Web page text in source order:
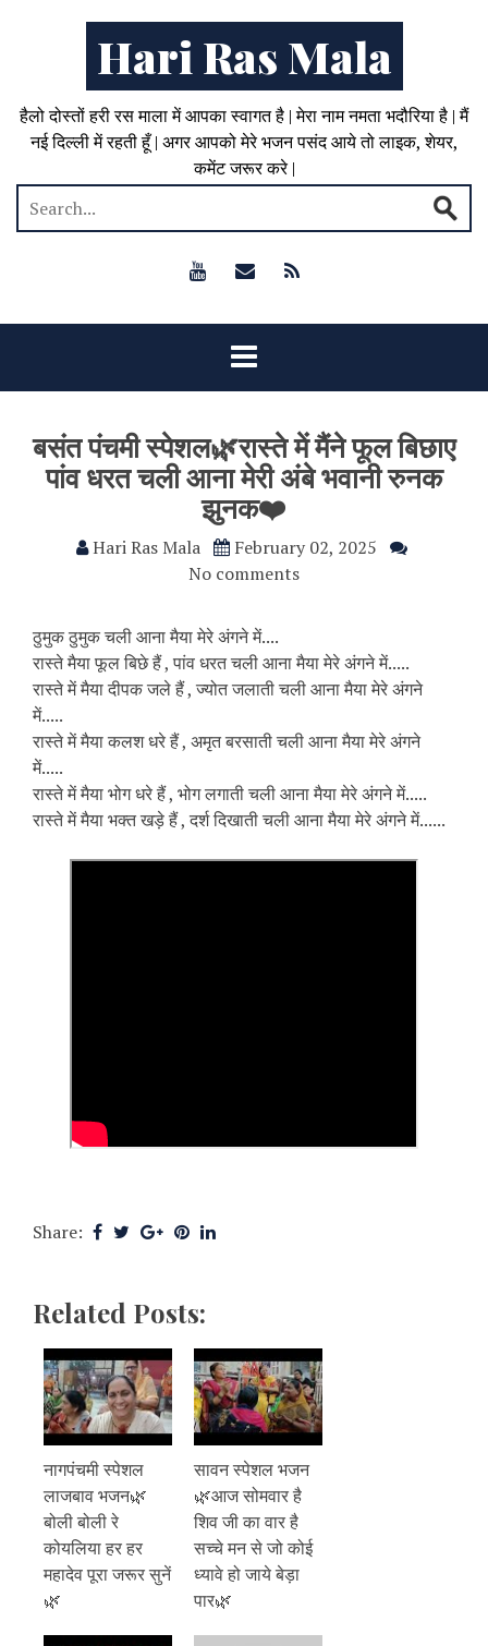
Hari Ras Mala
हैलो दोस्तों हरी रस माला में आपका स्वागत है | मेरा नाम नमता भदौरिया है | मैं
नई दिल्ली में रहती हूँ | अगर आपको मेरे भजन पसंद आये तो लाइक, शेयर,
कमेंट जरूर करे |
बसंत पंचमी स्पेशल🌿रास्ते में मैंने फूल बिछाए
पांव धरत चली आना मेरी अंबे भवानी रुनक
झुनक❤️
Hari Ras Mala
February 02, 2025
No comments
ठुमुक ठुमुक चली आना मैया मेरे अंगने में....
रास्ते मैया फूल बिछे हैं , पांव धरत चली आना मैया मेरे अंगने में.....
रास्ते में मैया दीपक जले हैं , ज्योत जलाती चली आना मैया मेरे अंगने
में.....
रास्ते में मैया कलश धरे हैं , अमृत बरसाती चली आना मैया मेरे अंगने
में.....
रास्ते में मैया भोग धरे हैं , भोग लगाती चली आना मैया मेरे अंगने में.....
रास्ते में मैया भक्त खड़े हैं , दर्श दिखाती चली आना मैया मेरे अंगने में......
Share:
Related Posts:
नागपंचमी स्पेशल
लाजबाव भजन🌿
बोली बोली रे
कोयलिया हर हर
महादेव पूरा जरूर सुनें
🌿
सावन स्पेशल भजन
🌿आज सोमवार है
शिव जी का वार है
सच्चे मन से जो कोई
ध्यावे हो जाये बेड़ा
पार🌿